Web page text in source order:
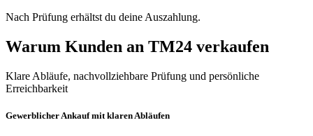
Nach Prüfung erhältst du deine Auszahlung.
Warum Kunden an TM24 verkaufen
Klare Abläufe, nachvollziehbare Prüfung und persönliche
Erreichbarkeit
Gewerblicher Ankauf mit klaren Abläufen